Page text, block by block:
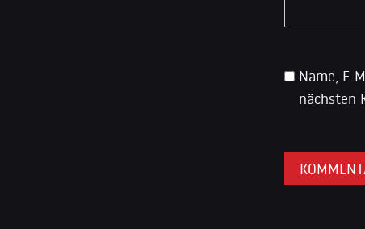
Name, E-
nächsten